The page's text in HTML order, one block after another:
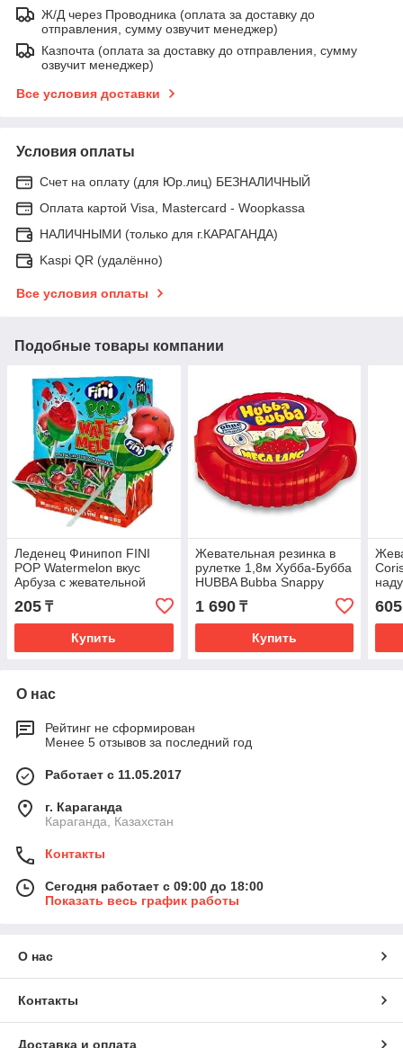
Ж/Д через Проводника (оплата за доставку до
отправления, сумму озвучит менеджер)
Казпочта (оплата за доставку до отправления, сумму
озвучит менеджер)
Все условия доставки
Условия оплаты
Счет на оплату (для Юр.лиц) БЕЗНАЛИЧНЫЙ
Оплата картой Visa, Mastercard - Woopkassa
НАЛИЧНЫМИ (только для г.КАРАГАНДА)
Kaspi QR (удалённо)
Все условия оплаты
Подобные товары компании
Леденец Финипоп FINI
POP Watermelon вкус
Арбуза с жевательной
резинкой 5.5 гр. (100шт в
упак)
205 ₸
Купить
Жевательная резинка в
рулетке 1,8м Хубба-Бубба
HUBBA Bubba Snappy
Strawberry (красная) 56 гр
1 690₸
Купить
605
О нас
Рейтинг не сформирован
Менее 5 отзывов за последний год
Работает с 11.05.2017
г. Караганда
Караганда, Казахстан
Контакты
Сегодня работает с 09:00 до 18:00
Показать весь график работы
О нас
Контакты
Доставка и оплата